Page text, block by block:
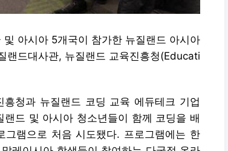
아시아 5개국이 참가한 뉴질랜드 아시아
랜드대사관, 뉴질랜드 교육진흥청(Educati
청과 뉴질랜드 코딩 교육 에듀테크 기업
드 및 아시아 청소년들이 함께 코딩을 배
램으로 처음 시도됐다. 프로그램에는 한